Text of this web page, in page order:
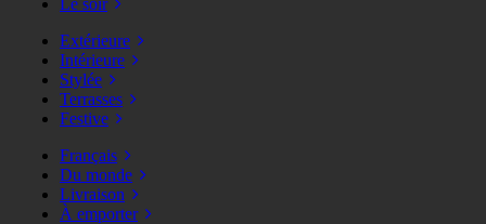
Le soir
Extérieure
Intérieure
Stylée
Terrasses
Festive
Français
Du monde
Livraison
À emporter